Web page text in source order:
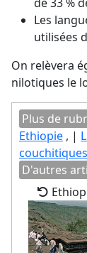
Les
utilisées
On relèvera
nilotiques le
Plus de
Ethiopie , |
couchitiques
D'autres